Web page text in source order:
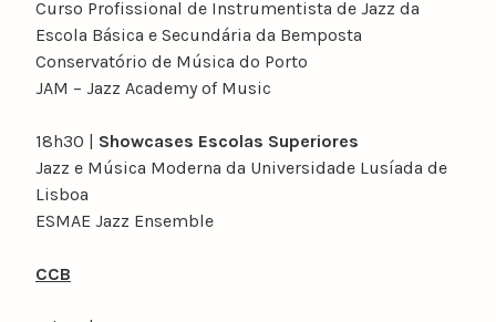
Curso Profissional de Instrumentista de Jazz da
Escola Básica e Secundária da Bemposta
Conservatório de Música do Porto
JAM – Jazz Academy of Music
18h30 | Showcases Escolas Superiores
Jazz e Música Moderna da Universidade Lusíada de
Lisboa
ESMAE Jazz Ensemble
CCB